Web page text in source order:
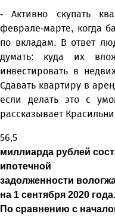
- Активно скупать
феврале-марте, когда
по вкладам. В ответ
думать: куда их
инвестировать в
Сдавать квартиру в
если делать это с
рассказывает
56,5
миллиарда рублей
ипотечной
задолженности
на 1 сентября 2020 года.
По сравнению с